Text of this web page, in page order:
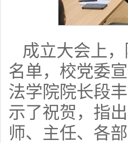
成立大会上
名单，校党委
法学院院长段
示了祝贺，指
师、主任、各